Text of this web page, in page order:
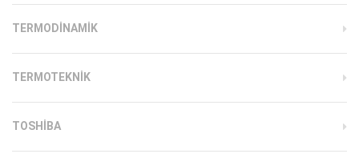
TERMODINAMIK
TERMOTEKNIK
TOSHIBA